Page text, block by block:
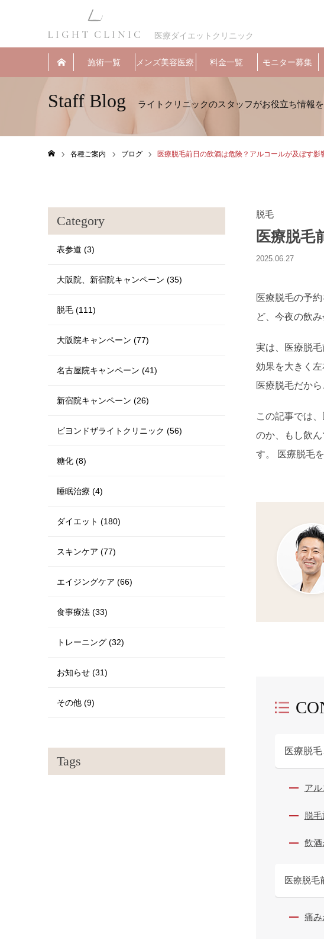
医療ダイエットクリニック
施術一覧 メンズ美容医療 料金一覧 モニター募集
Staff Blog
各種ご案内 ブログ 医療脱毛前日の飲酒は危険？アルコールが及ぼす影
脱毛
医療脱毛
2025.06.27
医療脱毛の予
ど、今夜の飲
実は、医療脱
効果を大きく
医療脱毛だか
この記事では
のか、もし飲
す。 医療脱毛
医療脱
ア
脱
飲
医療脱毛
痛み
Category
表参道 (3)
大阪院、新宿院キャンペーン (35)
脱毛 (111)
大阪院キャンペーン (77)
名古屋院キャンペーン (41)
新宿院キャンペーン (26)
ビヨンドザライトクリニック (56)
糖化 (8)
睡眠治療 (4)
ダイエット (180)
スキンケア (77)
エイジングケア (66)
食事療法 (33)
トレーニング (32)
お知らせ (31)
その他 (9)
Tags